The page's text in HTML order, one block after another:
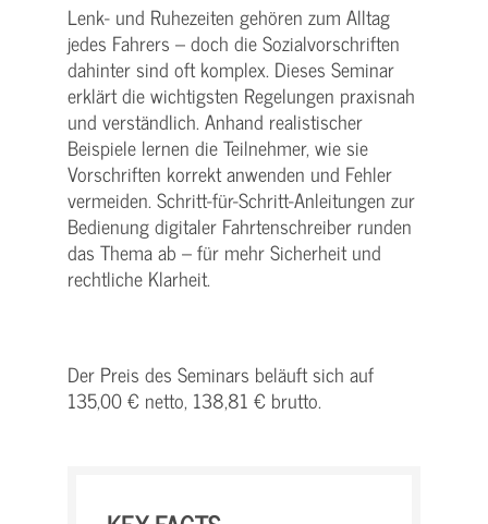
Lenk- und Ruhezeiten gehören zum Alltag
jedes Fahrers – doch die Sozialvorschriften
dahinter sind oft komplex. Dieses Seminar
erklärt die wichtigsten Regelungen praxisnah
und verständlich. Anhand realistischer
Beispiele lernen die Teilnehmer, wie sie
Vorschriften korrekt anwenden und Fehler
vermeiden. Schritt-für-Schritt-Anleitungen zur
Bedienung digitaler Fahrtenschreiber runden
das Thema ab – für mehr Sicherheit und
rechtliche Klarheit.
Der Preis des Seminars beläuft sich auf
135,00 € netto, 138,81 € brutto.